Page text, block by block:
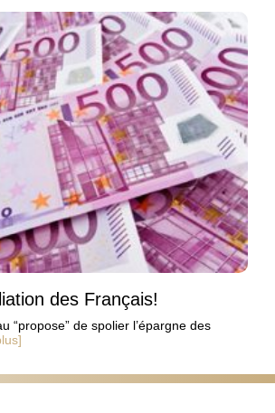
des Français!
“propose” de spolier l’épargne des